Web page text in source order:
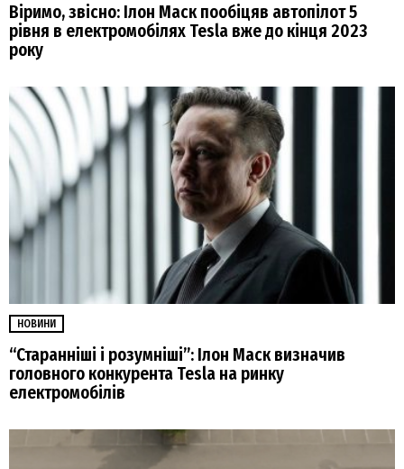
Віримо, звісно: Ілон Маск пообіцяв автопілот 5
рівня в електромобілях Tesla вже до кінця 2023
року
НОВИНИ
“Старанніші і розумніші”: Ілон Маск визначив
головного конкурента Tesla на ринку
електромобілів